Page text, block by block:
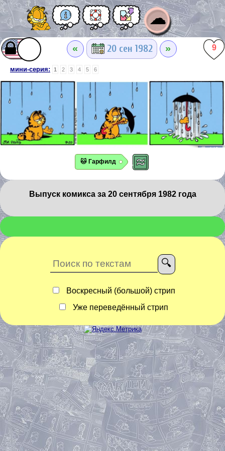
☁
« 20 сен 1982 » 9
мини-серия: 1 2 3 4 5 6
🐱 Гарфилд
Выпуск комикса за 20 сентября 1982 года
Воскресный (большой) стрип
Уже переведённый стрип